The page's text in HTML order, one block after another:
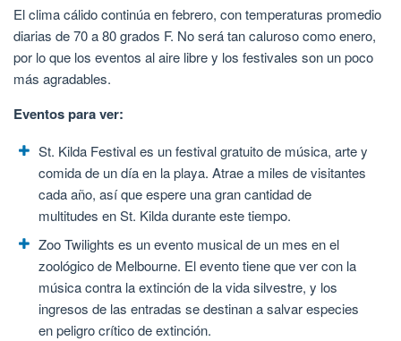
El clima cálido continúa en febrero, con temperaturas promedio
diarias de 70 a 80 grados F. No será tan caluroso como enero,
por lo que los eventos al aire libre y los festivales son un poco
más agradables.
Eventos para ver:
St. Kilda Festival es un festival gratuito de música, arte y
comida de un día en la playa. Atrae a miles de visitantes
cada año, así que espere una gran cantidad de
multitudes en St. Kilda durante este tiempo.
Zoo Twilights es un evento musical de un mes en el
zoológico de Melbourne. El evento tiene que ver con la
música contra la extinción de la vida silvestre, y los
ingresos de las entradas se destinan a salvar especies
en peligro crítico de extinción.